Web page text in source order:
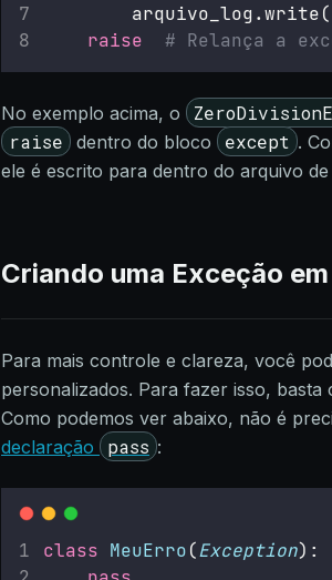
        arquivo_log.write(
raise
# Relança a
No exemplo acima, o
raise dentro do bloco except .
ele é escrito para dentro do arquivo
Criando uma Exceção
Para mais controle e clareza, você
personalizados. Para fazer isso, basta
Como podemos ver abaixo, não é
declaração
pass :
class MeuErro(Exception):